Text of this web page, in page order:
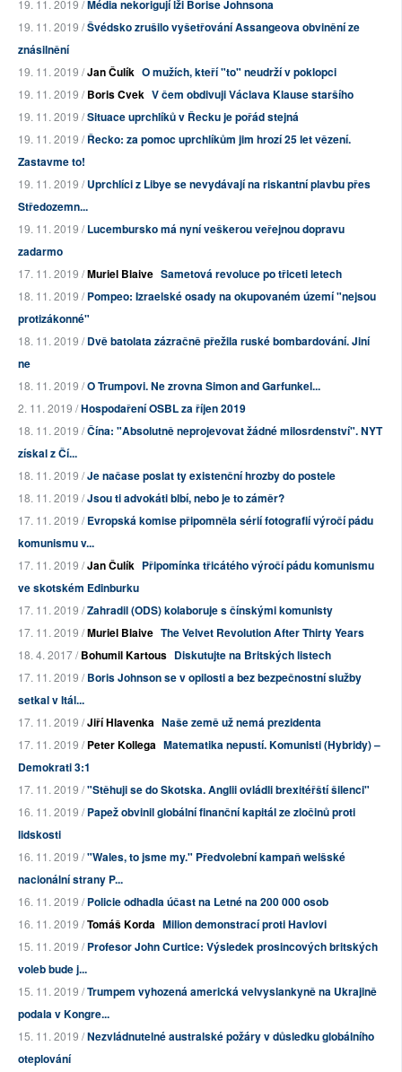
19. 11. 2019 /Média nekorigují lži Borise Johnsona
19. 11. 2019 /Švédsko zrušilo vyšetřování Assangeova obvinění ze
znásilnění
19. 11. 2019 /Jan Čulík O mužích, kteří "to" neudrží v poklopci
19. 11. 2019 /Boris Cvek V čem obdivuji Václava Klause staršího
19. 11. 2019 /Situace uprchlíků v Řecku je pořád stejná
19. 11. 2019 /Řecko: za pomoc uprchlíkům jim hrozí 25 let vězení.
Zastavme to!
19. 11. 2019 /Uprchlíci z Libye se nevydávají na riskantní plavbu přes
Středozemn...
19. 11. 2019 /Lucembursko má nyní veškerou veřejnou dopravu
zadarmo
17. 11. 2019 /Muriel Blaive Sametová revoluce po třiceti letech
18. 11. 2019 /Pompeo: Izraelské osady na okupovaném území "nejsou
protizákonné"
18. 11. 2019 /Dvě batolata zázračně přežila ruské bombardování. Jiní
ne
18. 11. 2019 /O Trumpovi. Ne zrovna Simon and Garfunkel...
2. 11. 2019 /Hospodaření OSBL za říjen 2019
18. 11. 2019 /Čína: "Absolutně neprojevovat žádné milosrdenství". NYT
získal z Čí...
18. 11. 2019 /Je načase poslat ty existenční hrozby do postele
18. 11. 2019 /Jsou ti advokáti blbí, nebo je to záměr?
17. 11. 2019 /Evropská komise připomněla sérií fotografií výročí pádu
komunismu v...
17. 11. 2019 /Jan Čulík Připomínka třicátého výročí pádu komunismu
ve skotském Edinburku
17. 11. 2019 /Zahradil (ODS) kolaboruje s čínskými komunisty
17. 11. 2019 /Muriel Blaive The Velvet Revolution After Thirty Years
18. 4. 2017 /Bohumil Kartous Diskutujte na Britských listech
17. 11. 2019 /Boris Johnson se v opilosti a bez bezpečnostní služby
setkal v Itál...
17. 11. 2019 /Jiří Hlavenka Naše země už nemá prezidenta
17. 11. 2019 /Peter Kollega Matematika nepustí. Komunisti (Hybridy) –
Demokrati 3:1
17. 11. 2019 /"Stěhuji se do Skotska. Anglii ovládli brexitéřští šilenci"
16. 11. 2019 /Papež obvinil globální finanční kapitál ze zločinů proti
lidskosti
16. 11. 2019 /"Wales, to jsme my." Předvolební kampaň welšské
nacionální strany P...
16. 11. 2019 /Policie odhadla účast na Letné na 200 000 osob
16. 11. 2019 /Tomáš Korda Milion demonstrací proti Havlovi
15. 11. 2019 /Profesor John Curtice: Výsledek prosincových britských
voleb bude j...
15. 11. 2019 /Trumpem vyhozená americká velvyslankyně na Ukrajině
podala v Kongre...
15. 11. 2019 /Nezvládnutelné australské požáry v důsledku globálního
oteplování